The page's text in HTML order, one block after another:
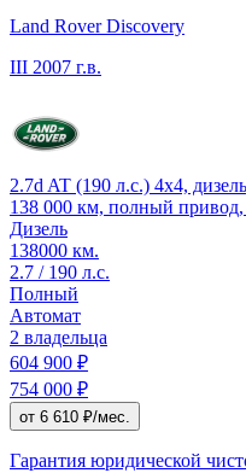
Land Rover Discovery
III 2007 г.в.
2.7d AT (190 л.с.) 4x4,
138 000 км, полный
Дизель
138000 км.
2.7 / 190 л.с.
Полный
Автомат
2 владельца
604 900 ₽
754 000 ₽
от 6 610 ₽/мес.
Гарантия юридической